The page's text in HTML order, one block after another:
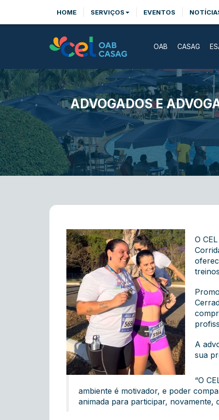
HOME SERVIÇOS EVENTOS
OAB CASAG
ADVOGADOS E
O
A
sua
“O
ambiente é motivador, e poder
animada para participar, novamente,